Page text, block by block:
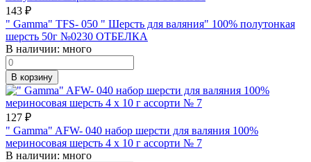
143 ₽
" Gamma" TFS- 050 " Шерсть для валяния" 100% полутонкая
шерсть 50г №0230 ОТБЕЛКА
В наличии: много
В корзину
127 ₽
" Gamma" AFW- 040 набор шерсти для валяния 100%
мериносовая шерсть 4 х 10 г ассорти № 7
В наличии: много